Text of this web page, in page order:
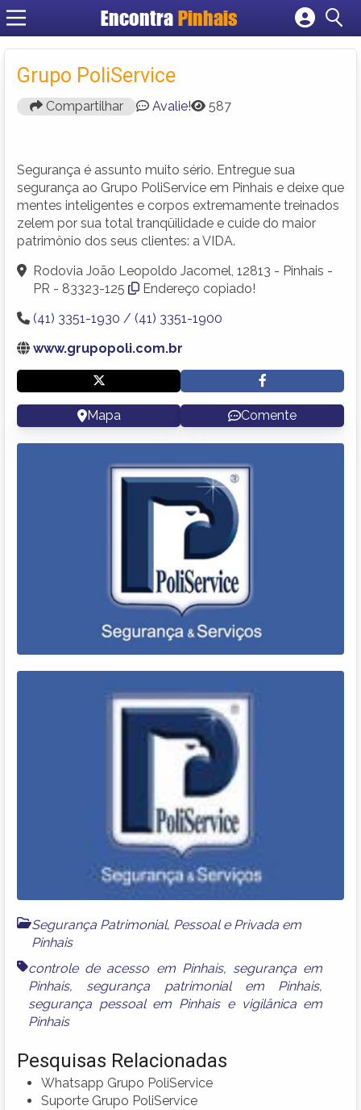
Encontra Pinhais
Cadastrar empresa
Criar conta
Grupo PoliService
Compartilhar Avalie! 587
Segurança é assunto muito sério. Entregue sua
segurança ao Grupo PoliService em Pinhais e deixe que
mentes inteligentes e corpos extremamente treinados
zelem por sua total tranqüilidade e cuide do maior
patrimônio dos seus clientes: a VIDA.
Rodovia João Leopoldo Jacomel, 12813 - Pinhais -
PR - 83323-125
Endereço copiado!
(41) 3351-1930 / (41) 3351-1900
www.grupopoli.com.br
Mapa Comente
Segurança Patrimonial, Pessoal e Privada em
Pinhais
controle de acesso em Pinhais, segurança em
Pinhais, segurança patrimonial em Pinhais,
segurança pessoal em Pinhaise vigilânica em
Pinhais
Pesquisas Relacionadas
Whatsapp Grupo PoliService
Suporte Grupo PoliService